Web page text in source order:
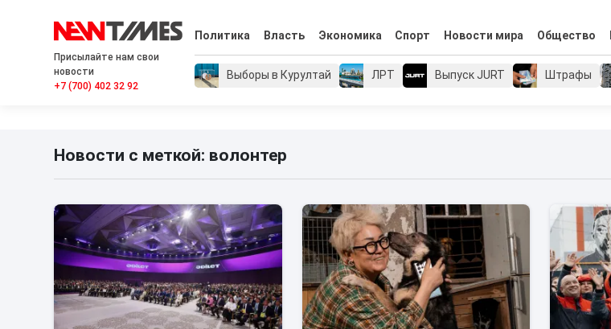
Присылайте нам свои
новости
+7 (700) 402 32 92
Политика Власть Экономика Спорт Новости мира Общество
Выборы в Курултай ЛРТ Выпуск JURT Штрафы
Новости с меткой: волонтер